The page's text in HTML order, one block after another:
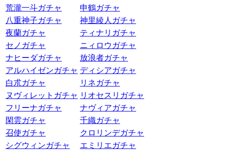
荒瀧一斗ガチャ
申鶴ガチャ
八重神子ガチャ
神里綾人ガチャ
夜蘭ガチャ
ティナリガチャ
セノガチャ
ニィロウガチャ
ナヒーダガチャ
放浪者ガチャ
アルハイゼンガチャ ディシアガチャ
白朮ガチャ
リネガチャ
ヌヴィレットガチャ リオセスリガチャ
フリーナガチャ
ナヴィアガチャ
閑雲ガチャ
千織ガチャ
召使ガチャ
クロリンデガチャ
シグウィンガチャ
エミリエガチャ